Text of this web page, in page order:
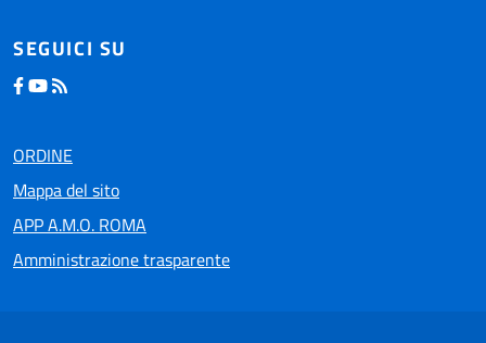
SEGUICI SU
ORDINE
Mappa del sito
APP A.M.O. ROMA
Amministrazione trasparente